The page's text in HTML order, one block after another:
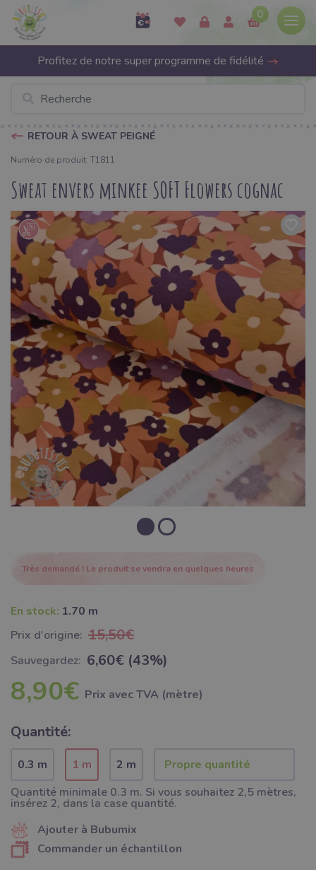
0
Profitez de notre super programme de fidélité
RETOUR À SWEAT PEIGNÉ
Numéro de produit: T1811
Sweat envers minkee SOFT Flowers cognac
Très demandé ! Le produit se vendra en quelques heures
En stock: 1.70 m
Prix ​​d'origine: 15,50€
Sauvegardez: 6,60€ (43%)
8,90€ Prix ​​avec TVA (mètre)
Quantité:
0.3 m 1 m
2 m
Quantité minimale 0.3 m. Si vous souhaitez 2,5 mètres,
insérez 2, dans la case quantité.
Ajouter à Bubumix
Commander un échantillon